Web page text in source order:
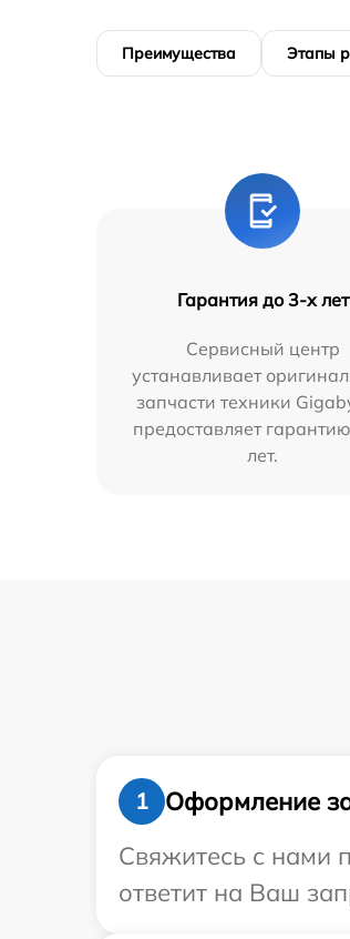
Преимущества Этапы
Гарантия до 3-х лет
Сервисный центр
устанавливает
запчасти техники
предоставляет
лет.
1
Оформление
Свяжитесь с нами
ответит на Ваш